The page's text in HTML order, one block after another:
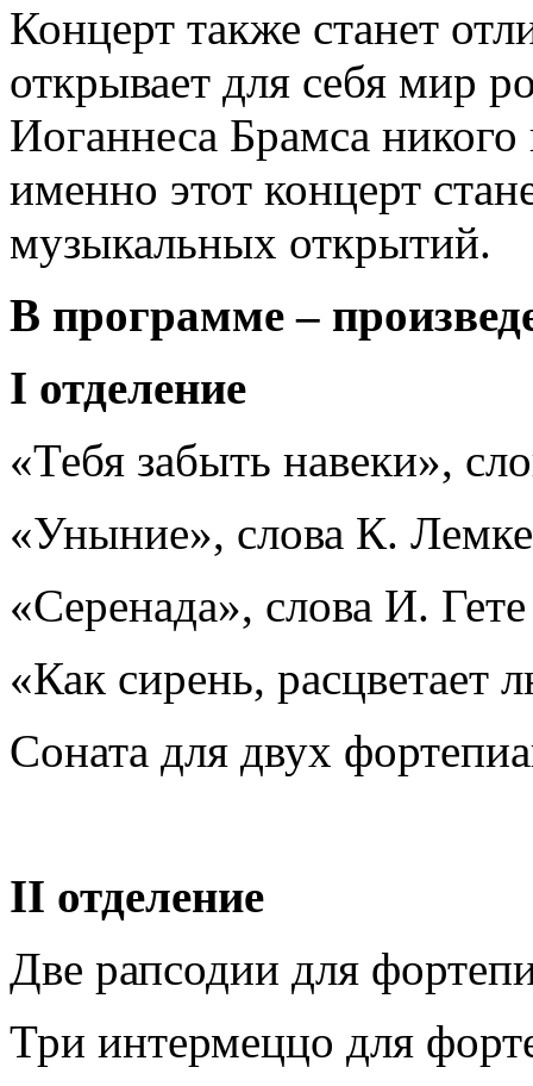
Концерт также станет
открывает для себя мир
Иоганнеса Брамса
именно этот концерт
музыкальных открытий.
В программе –
I отделение
«Тебя забыть навеки»,
«Уныние», слова К. Лемке
«Серенада», слова И. Гете
«Как сирень,
Соната для двух
II отделение
Две рапсодии для
Три интермеццо для